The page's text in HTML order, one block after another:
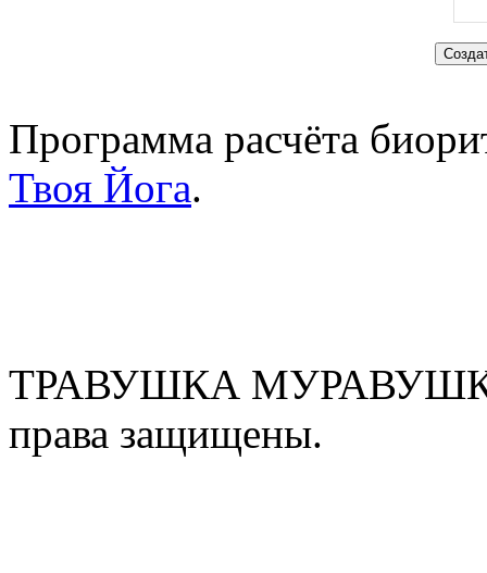
Программа расчёта
Твоя Йога.
ТРАВУШКА
права защищены.